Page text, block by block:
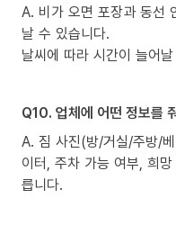
A. 비가 오면 포장과 동선
날 수 있습니다.
날씨에 따라 시간이 늘어
Q10. 업체에 어떤 정보를
A. 짐 사진(방/거실/주방/
이터, 주차 가능 여부, 희
릅니다.